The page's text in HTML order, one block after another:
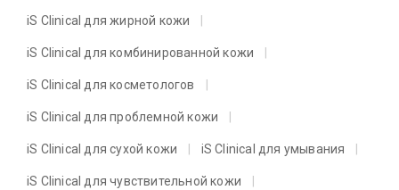
iS Clinical для жирной кожи
iS Clinical для комбинированной кожи
iS Clinical для косметологов
iS Clinical для проблемной кожи
iS Clinical для сухой кожи iS Clinical для умывания
iS Clinical для чувствительной кожи